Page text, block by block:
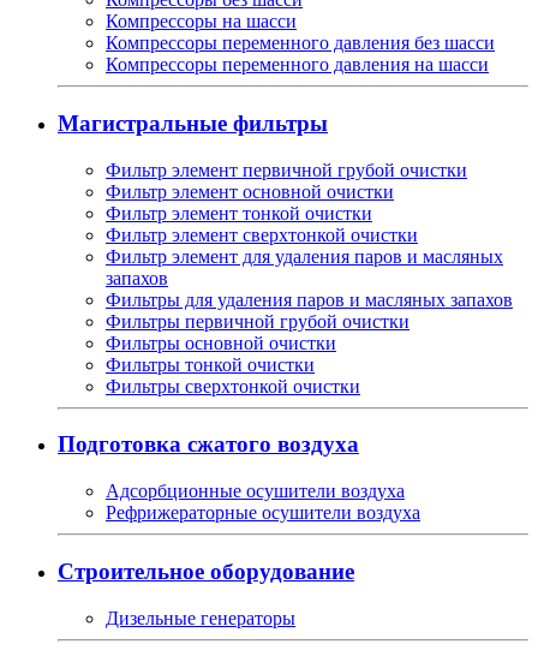
Компрессоры на шасси
Компрессоры переменного давления без шасси
Компрессоры переменного давления на шасси
Магистральные фильтры
Фильтр элемент первичной грубой очистки
Фильтр элемент основной очистки
Фильтр элемент тонкой очистки
Фильтр элемент сверхтонкой очистки
Фильтр элемент для удаления паров и масляных
запахов
Фильтры для удаления паров и масляных запахов
Фильтры первичной грубой очистки
Фильтры основной очистки
Фильтры тонкой очистки
Фильтры сверхтонкой очистки
Подготовка сжатого воздуха
Адсорбционные осушители воздуха
Рефрижераторные осушители воздуха
Строительное оборудование
Дизельные генераторы